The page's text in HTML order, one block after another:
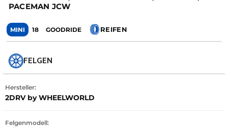
PACEMAN JCW
MINI 18 GOODRIDE REIFEN
FELGEN
Hersteller:
2DRV by WHEELWORLD
Felgenmodell: